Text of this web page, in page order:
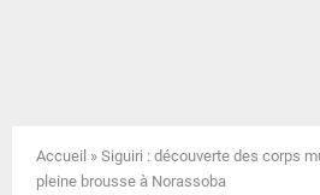
N
Accueil » Siguiri : découverte des corps
pleine brousse à Norassoba